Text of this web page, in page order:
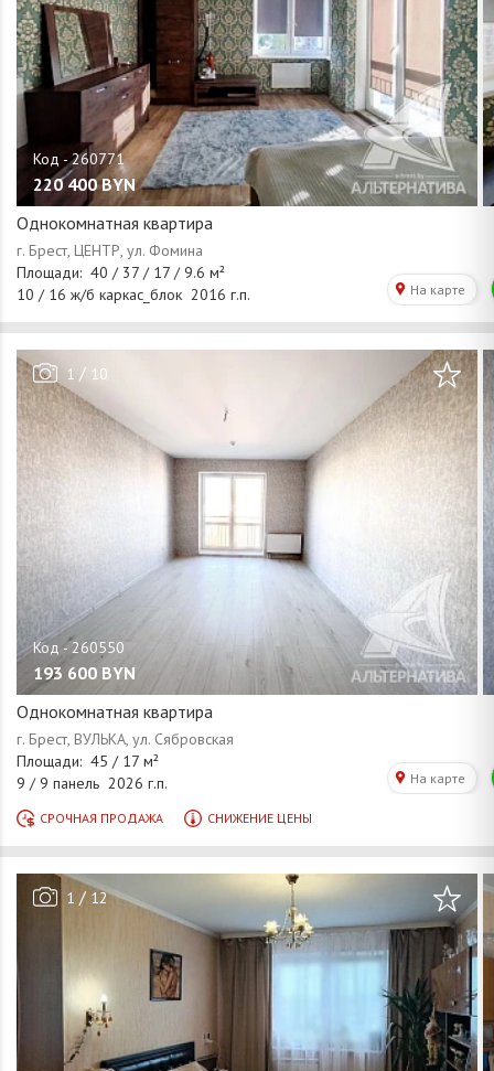
220 400 BYN
Однокомнатная квартира
1 / 10
193 600 BYN
Однокомнатная квартира
1 / 12